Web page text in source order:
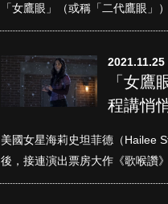
「女鷹眼」（或稱「二代鷹眼」
2021.11.25
「女鷹
程講悄
美國女星海莉史坦菲德（Hailee
後，接連演出票房大作《歌喉讚